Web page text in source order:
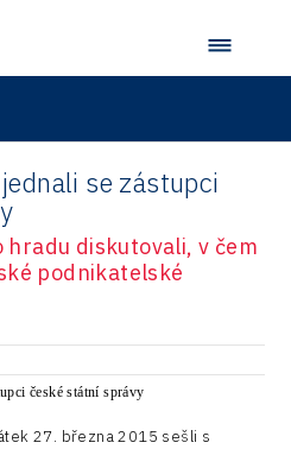
se zástupci
hradu diskutovali, v čem
podnikatelské
27. března 2015 sešli s